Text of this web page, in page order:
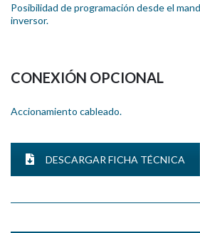
Posibilidad de programación desde el
inversor.
CONEXIÓN OPCIONAL
Accionamiento cableado.
DESCARGAR FICHA TÉCNICA